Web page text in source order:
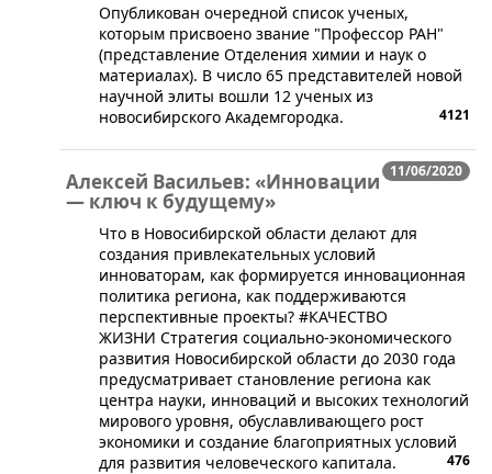
​​Опубликован очередной список ученых,
которым присвоено звание "Профессор РАН"
(представление Отделения химии и наук о
материалах). В число 65 представителей новой
научной элиты вошли 12 ученых из
новосибирского Академгородка.
4121
11/06/2020
Алексей Васильев: «Инновации
— ключ к будущему»
Что в Новосибирской области делают для
создания привлекательных условий
инноваторам, как формируется инновационная
политика региона, как поддерживаются
перспективные проекты? #КАЧЕСТВО
ЖИЗНИ Стратегия социально-экономического
развития Новосибирской области до 2030 года
предусматривает становление региона как
центра науки, инноваций и высоких технологий
мирового уровня, обуславливающего рост
экономики и создание благоприятных условий
для развития человеческого капитала.
476